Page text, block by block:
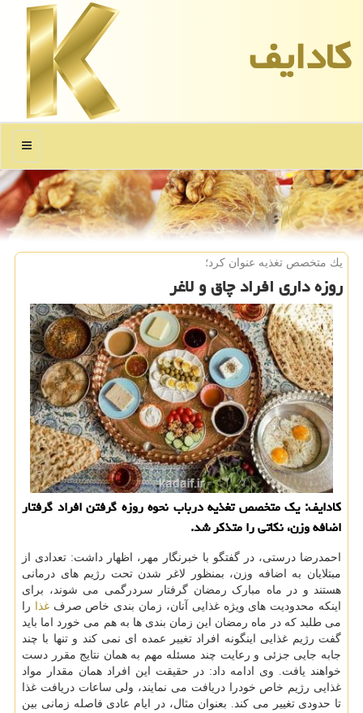
كادایف
منو
یك متخصص تغذیه عنوان كرد؛
روزه داری افراد چاق و لاغر
کادایف: یک متخصص تغذیه درباب نحوه روزه گرفتن افراد گرفتار
اضافه وزن، نکاتی را متذکر شد.
احمدرضا درستی، در گفتگو با خبرنگار مهر، اظهار داشت: تعدادی از
مبتلایان به اضافه وزن، بمنظور لاغر شدن تحت رژیم های درمانی
هستند و در ماه مبارک رمضان گرفتار سردرگمی می شوند، برای
اینکه محدودیت های ویژه غذایی آنان، زمان بندی خاص صرفغذا
را
می طلبد که در ماه رمضان این زمان بندی ها به هم می خورد اما باید
گفت رژیم غذایی اینگونه افراد تغییر عمده ای نمی کند و تنها با چند
جابه جایی جزئی و رعایت چند مسئله مهم به همان نتایج مقرر دست
خواهند یافت. وی ادامه داد: در حقیقت این افراد همان مقدار مواد
غذایی رژیم خاص خودرا دریافت می نمایند، ولی ساعات دریافت غذا
تا حدودی تغییر می کند. بعنوان مثال، در ایام عادی فاصله زمانی بین